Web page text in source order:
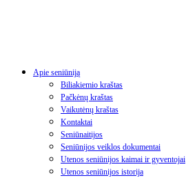
Apie seniūniją
Biliakiemio kraštas
Pačkėnų kraštas
Vaikutėnų kraštas
Kontaktai
Seniūnaitijos
Seniūnijos veiklos dokumentai
Utenos seniūnijos kaimai ir gyventojai
Utenos seniūnijos istorija